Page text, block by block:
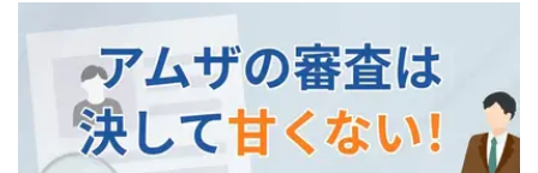
だし、特定の商品を根拠なくPRするものではなく、当編集部の調査／ユーザー
への口コミ収集などに基づき、公平性を担保した情報提供を行っています。
>提携企業一覧